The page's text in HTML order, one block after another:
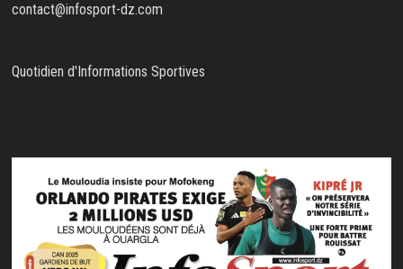
contact@infosport-dz.com
Quotidien d'Informations Sportives